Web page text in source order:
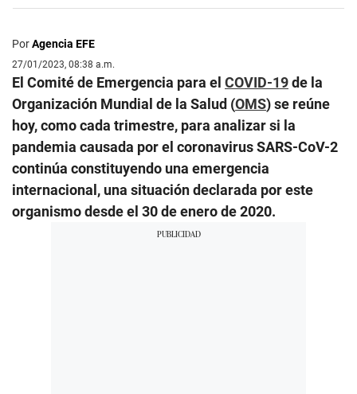
PorAgencia EFE
27/01/2023, 08:38 a.m.
El Comité de Emergencia para el COVID-19de la
Organización Mundial de la Salud (OMS) se reúne
hoy, como cada trimestre, para analizar si la
pandemia causada por el coronavirus SARS-CoV-2
continúa constituyendo una emergencia
internacional, una situación declarada por este
organismo desde el 30 de enero de 2020.